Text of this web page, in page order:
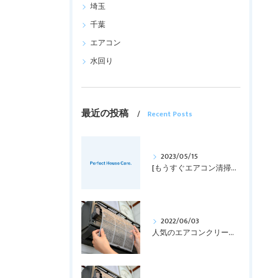
埼玉
千葉
エアコン
水回り
最近の投稿 Recent Posts
2023/05/15
[もうすぐエアコン清掃の時期！！]
2022/06/03
人気のエアコンクリーニング！！